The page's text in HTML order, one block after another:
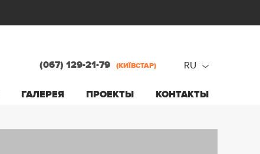
ГАЛЕРЕЯ ПРОЕКТЫ КОНТАКТЫ
(067) 129-21-79 (КИЇВСТАР)
RU
ua